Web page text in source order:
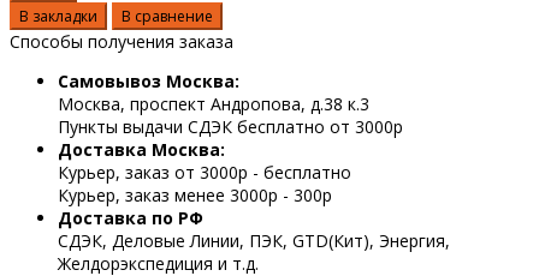
В закладки
В сравнение
Способы получения заказа
Самовывоз Москва:
Москва, проспект Андропова, д.38 к.3
Пункты выдачи СДЭК бесплатно от 3000р
Доставка Москва:
Курьер, заказ от 3000р - бесплатно
Курьер, заказ менее 3000р - 300р
Доставка по РФ
СДЭК, Деловые Линии, ПЭК, GTD(Кит), Энергия,
Желдорэкспедиция и т.д.